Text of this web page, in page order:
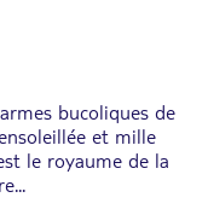
bucoliques de
et mille
le royaume de la